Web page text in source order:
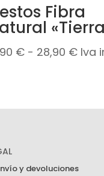
Fibra
€ - 28,90 € Iva
y devoluciones